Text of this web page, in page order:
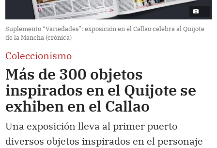
Suplemento “Variedades”: exposición en el Callao celebra al Quijote
de la Mancha (crónica)
Coleccionismo
Más de 300 objetos
inspirados en el Quijote se
exhiben en el Callao
Una exposición lleva al primer puerto
diversos objetos inspirados en el personaje